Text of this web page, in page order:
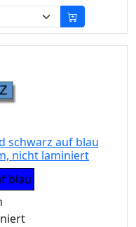
schwarz auf blau
nicht laminiert
blau